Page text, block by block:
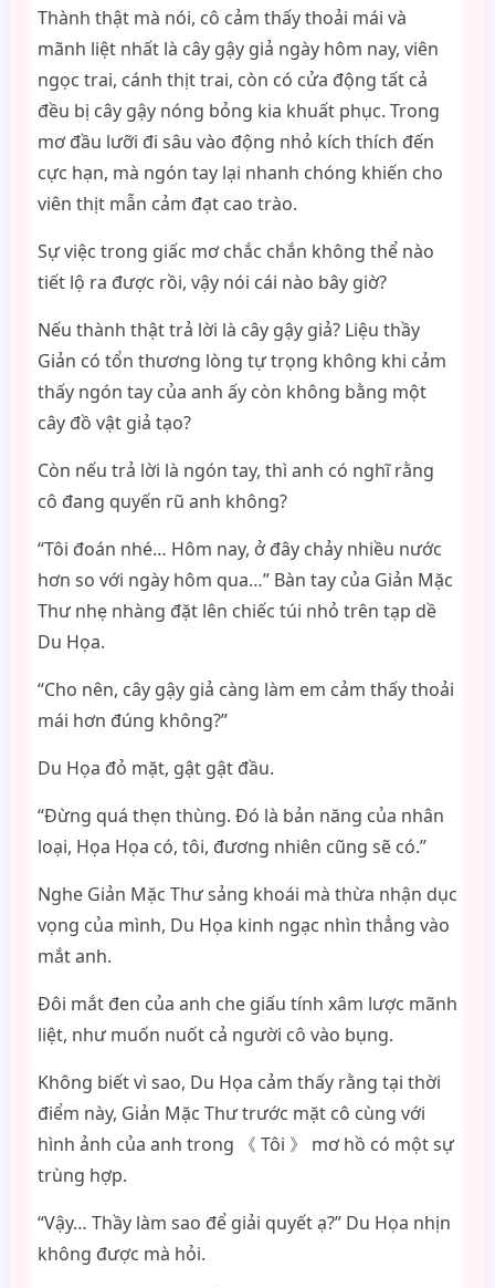
Thành thật mà nói, cô cảm thấy thoải mái và
mãnh liệt nhất là cây gậy giả ngày hôm nay, viên
ngọc trai, cánh thịt trai, còn có cửa động tất cả
đều bị cây gậy nóng bỏng kia khuất phục. Trong
mơ đầu lưỡi đi sâu vào động nhỏ kích thích đến
cực hạn, mà ngón tay lại nhanh chóng khiến cho
viên thịt mẫn cảm đạt cao trào.
Sự việc trong giấc mơ chắc chắn không thể nào
tiết lộ ra được rồi, vậy nói cái nào bây giờ?
Nếu thành thật trả lời là cây gậy giả? Liệu thầy
Giản có tổn thương lòng tự trọng không khi cảm
thấy ngón tay của anh ấy còn không bằng một
cây đồ vật giả tạo?
Còn nếu trả lời là ngón tay, thì anh có nghĩ rằng
cô đang quyến rũ anh không?
“Tôi đoán nhé… Hôm nay, ở đây chảy nhiều nước
hơn so với ngày hôm qua…” Bàn tay của Giản Mặc
Thư nhẹ nhàng đặt lên chiếc túi nhỏ trên tạp dề
Du Họa.
“Cho nên, cây gậy giả càng làm em cảm thấy thoải
mái hơn đúng không?”
Du Họa đỏ mặt, gật gật đầu.
“Đừng quá thẹn thùng. Đó là bản năng của nhân
loại, Họa Họa có, tôi, đương nhiên cũng sẽ có.”
Nghe Giản Mặc Thư sảng khoái mà thừa nhận dục
vọng của mình, Du Họa kinh ngạc nhìn thẳng vào
mắt anh.
Đôi mắt đen của anh che giấu tính xâm lược mãnh
liệt, như muốn nuốt cả người cô vào bụng.
Không biết vì sao, Du Họa cảm thấy rằng tại thời
điểm này, Giản Mặc Thư trước mặt cô cùng với
hình ảnh của anh trong 《 Tôi 》 mơ hồ có một sự
trùng hợp.
“Vậy… Thầy làm sao để giải quyết ạ?” Du Họa nhịn
không được mà hỏi.